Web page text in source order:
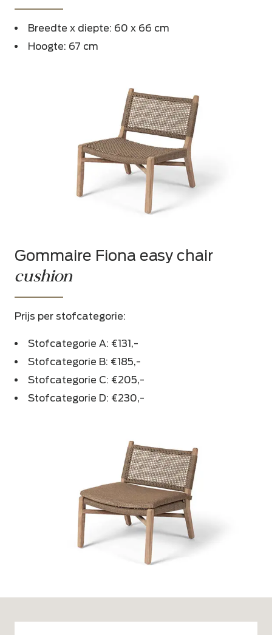
Breedte x diepte: 60 x 66 cm
Hoogte: 67 cm
Gommaire Fiona easy chair
cushion
Prijs per stofcategorie:
Stofcategorie A: €131,-
Stofcategorie B: €185,-
Stofcategorie C: €205,-
Stofcategorie D: €230,-